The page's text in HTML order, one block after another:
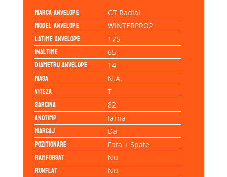
Marca anvelope GT Radial
Model anvelope WINTERPRO2
Latime anvelope 175
Inaltime 65
Diametru anvelope 14
Masa N.A.
Viteza T
Sarcina 82
Anotimp Iarna
Marcaj Da
Pozitionare Fata + Spate
Ramforsat Nu
Runflat Nu